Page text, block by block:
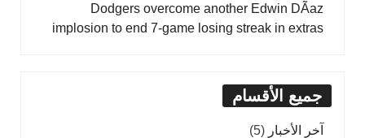
Dodgers overcome another Edwin DÃ­az
implosion to end 7-game losing streak in extras
جميع الأقسام
آخر الأخبار (5)